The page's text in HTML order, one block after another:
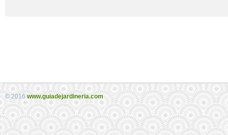
© 2016 www.guiadejardineria.com